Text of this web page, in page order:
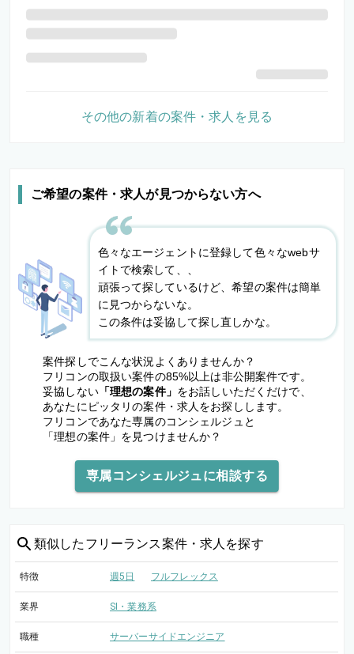
ご希望の案件・求人が見つからない方へ
色々なエージェントに登録して色々なwebサ
イトで検索して、、
頑張って探しているけど、希望の案件は簡単
に見つからないな。
この条件は妥協して探し直しかな。
案件探しでこんな状況よくありませんか？
フリコンの取扱い案件の85%以上は非公開案件です。
妥協しない「理想の案件」 をお話しいただくだけで、
あなたにピッタリの案件・求人をお探しします。
フリコンであなた専属のコンシェルジュと
「理想の案件」を見つけませんか？
専属コンシェルジュに相談する
類似した フリーランス案件・求人を探す
特徴 週5日 フルフレックス
業界 SI・業務系
職種 サーバーサイドエンジニア
その他の新着の案件・求人を見る